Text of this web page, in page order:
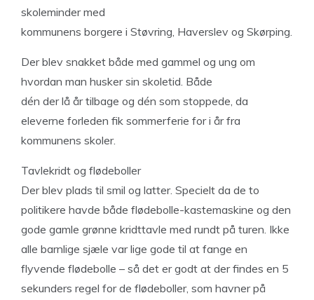
skoleminder med
kommunens borgere i Støvring, Haverslev og Skørping.
Der blev snakket både med gammel og ung om
hvordan man husker sin skoletid. Både
dén der lå år tilbage og dén som stoppede, da
eleverne forleden fik sommerferie for i år fra
kommunens skoler.
Tavlekridt og flødeboller
Der blev plads til smil og latter. Specielt da de to
politikere havde både flødebolle-kastemaskine og den
gode gamle grønne kridttavle med rundt på turen. Ikke
alle barnlige sjæle var lige gode til at fange en
flyvende flødebolle – så det er godt at der findes en 5
sekunders regel for de flødeboller, som havner på